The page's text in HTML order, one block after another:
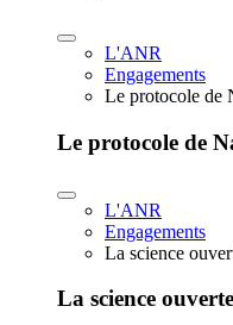
L'ANR
Engagements
Le protocole de
Le protocole de
L'ANR
Engagements
La science
La science ouverte